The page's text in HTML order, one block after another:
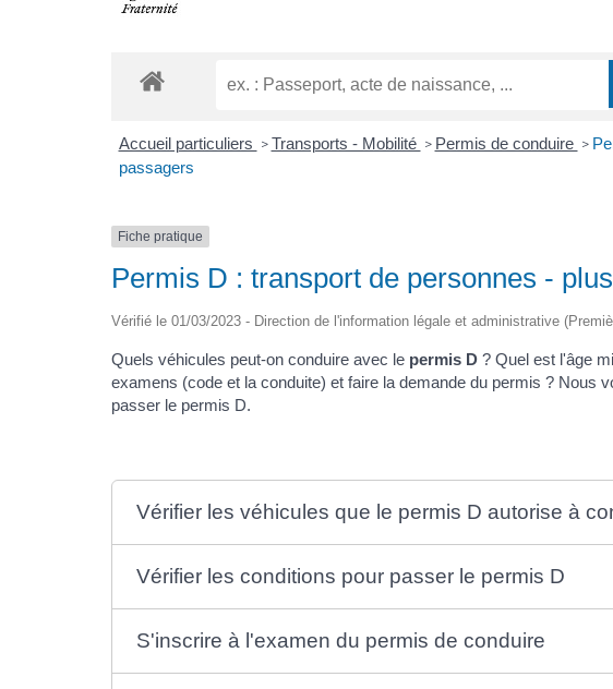
Accueil particuliers > Transports - Mobilité > Permis de conduire >
passagers
Fiche pratique
Permis D : transport de personnes -
Vérifié le 01/03/2023 - Direction de l'information légale et administrative
Quels véhicules peut-on conduire avec le permis D ? Quel est l'âge
examens (code et la conduite) et faire la demande du permis ? Nous
passer le permis D.
Vérifier les véhicules que le permis D autorise à
Vérifier les conditions pour passer le permis D
S'inscrire à l'examen du permis de conduire